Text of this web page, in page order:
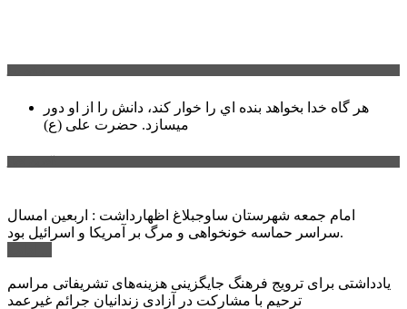
هر گاه خدا بخواهد بنده اي را خوار كند، دانش را از او دور
میسازد. حضرت علی (ع)
امام جمعه شهرستان ساوجبلاغ اظهارداشت : اربعین امسال
سراسر حماسه خونخواهی و مرگ بر آمریکا و اسرائیل بود.
یادداشتی برای ترویج فرهنگ جایگزینی هزینه‌های تشریفاتی مراسم
ترحیم با مشارکت در آزادی زندانیان جرائم غیرعمد